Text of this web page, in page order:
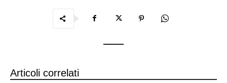
Articoli correlati